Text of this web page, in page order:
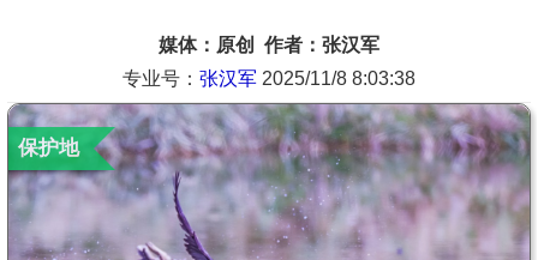
媒体：原创 作者：张汉军
专业号： 张汉军 2025/11/8 8:03:38